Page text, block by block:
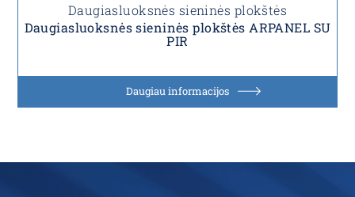
Daugiasluoksnės sieninės plokštės
Daugiasluoksnės sieninės plokštės ARPANEL SU
PIR
Daugiau informacijos